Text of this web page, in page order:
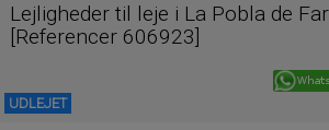
Lejligheder til leje i La Pobla de
[Referencer 606923]
UDLEJET